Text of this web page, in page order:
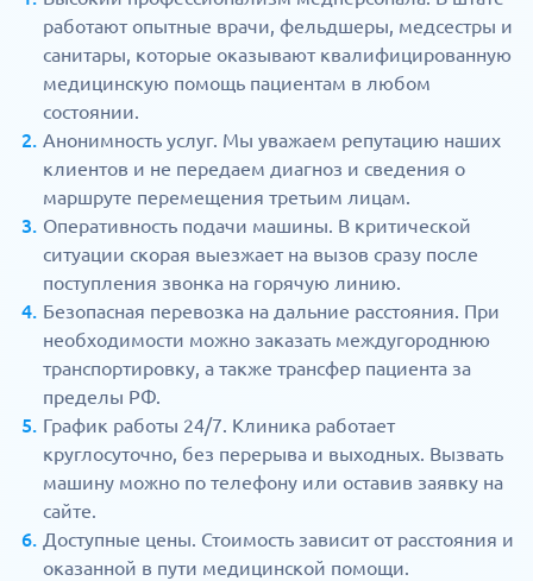
работают опытные врачи, фельдшеры, медсестры и
санитары, которые оказывают квалифицированную
медицинскую помощь пациентам в любом
состоянии.
Анонимность услуг. Мы уважаем репутацию наших
клиентов и не передаем диагноз и сведения о
маршруте перемещения третьим лицам.
Оперативность подачи машины. В критической
ситуации скорая выезжает на вызов сразу после
поступления звонка на горячую линию.
Безопасная перевозка на дальние расстояния. При
необходимости можно заказать междугороднюю
транспортировку, а также трансфер пациента за
пределы РФ.
График работы 24/7. Клиника работает
круглосуточно, без перерыва и выходных. Вызвать
машину можно по телефону или оставив заявку на
сайте.
Доступные цены. Стоимость зависит от расстояния и
оказанной в пути медицинской помощи.